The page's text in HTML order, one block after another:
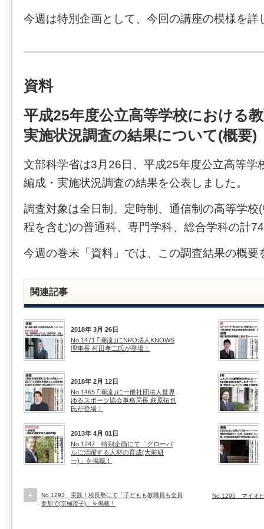
今週は特別企画として、今回の講座の模様を詳
資料
平成25年度公立高等学校における
実施状況調査の結果について(概要)
文部科学省は3月26日、平成25年度公立高等学
編成・実施状況調査の結果を公表しました。
調査対象は全日制、定時制、通信制の高等学校
程を含む)の普通科、専門学科、総合学科の計
今週の巻末「資料」では、この調査結果の概要
関連記事
2018年 3月 26日
No.1471 ｢潮流｣にNPO法人KNOWS
理事長 村田孝二氏が登場！
2018年 2月 12日
No.1465 ｢潮流｣に一般社団法人世界
ゆるスポーツ協会事務局長 萩原拓也
氏が登場！
2013年 4月 01日
No.1247 特別企画にて「グローバ
ルに活躍する人材の育成(大前研
一)」を掲載！
No.1293 実践！校長塾にて「子どもも教職員も全員
参加で(京極澄子)」を掲載！
No.1295 マイオピ